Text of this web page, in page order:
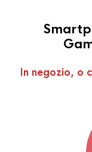
In negozio, o